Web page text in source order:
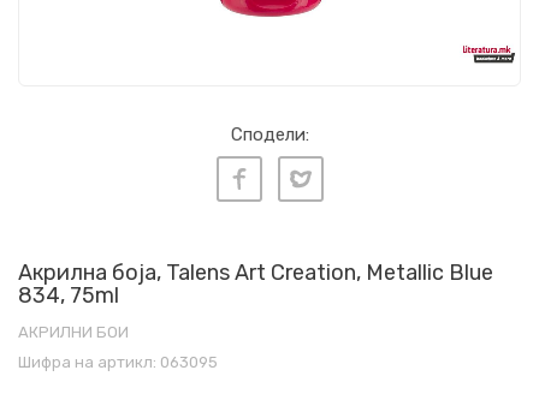
Сподели:
Акрилна боја, Talens Art Creation, Metallic Blue
834, 75ml
АКРИЛНИ БОИ
Шифра на артикл: 063095